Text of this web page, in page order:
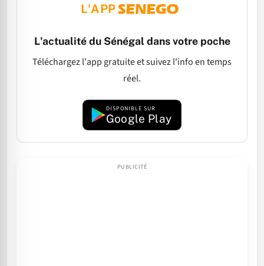
L'APP
L'actualité du Sénégal dans votre poche
Téléchargez l'app gratuite et suivez l'info en temps
réel.
DISPONIBLE SUR
Google Play